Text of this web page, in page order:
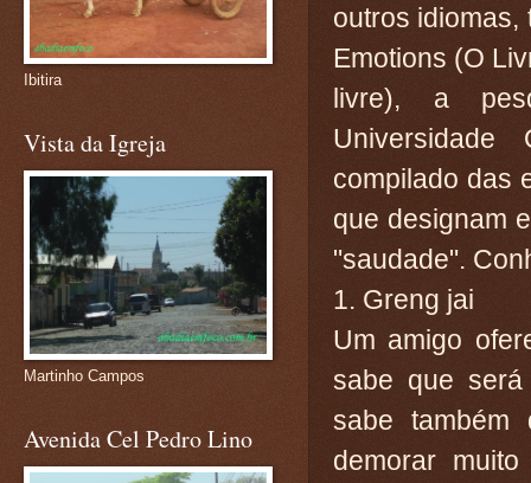
outros idiomas,
Emotions (O
livre), a
compilado das
que designam
"saudade".
1. Greng jai
Um amigo
sabe que
sabe
demorar
Ibitira
Vista da Igreja
Martinho Campos
Avenida Cel Pedro Lino